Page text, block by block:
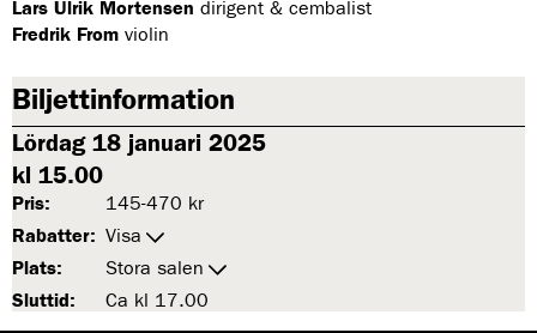
Lars Ulrik Mortensen dirigent & cembalist
Fredrik From violin
Biljettinformation
Lördag 18 januari 2025
kl 15.00
Pris:
145-470 kr
Rabatter: Visa
Plats:
Stora salen
Sluttid:
Ca kl 17.00